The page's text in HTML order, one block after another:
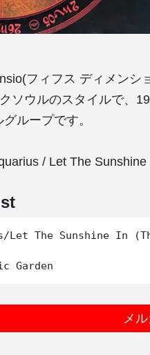
フィフス ディメンシ
ソウルのスタイルで、
ループです。
/ Let The
Let The Sunshine In
メ